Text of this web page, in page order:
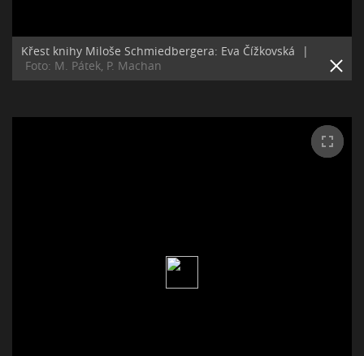
Křest knihy Miloše Schmiedbergera: Eva Čížkovská
|
Foto: M. Pátek, P. Machan